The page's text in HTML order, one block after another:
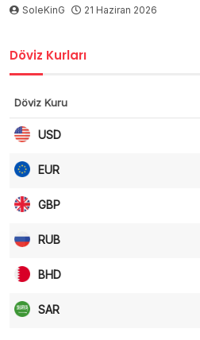
SoleKinG 21 Haziran 2026
Döviz Kurları
Döviz Kuru
USD
EUR
GBP
RUB
BHD
SAR